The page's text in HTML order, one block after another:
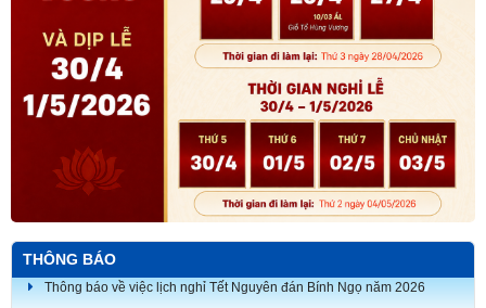
THÔNG BÁO
Thông báo về việc lịch nghỉ Tết Nguyên đán Bính Ngọ năm 2026